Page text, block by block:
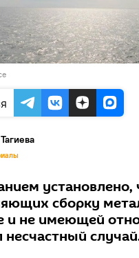
сборку
и не имеющей